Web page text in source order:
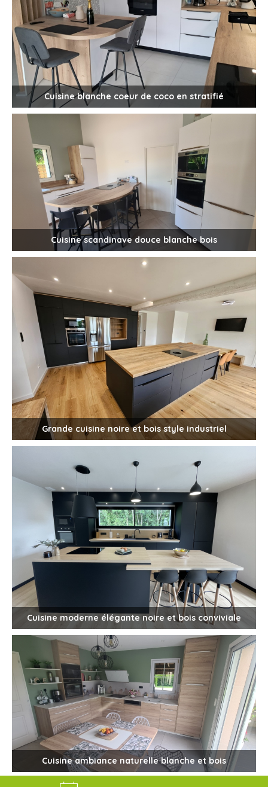
Cuisine blanche coeur de coco en stratifié
Cuisine scandinave douce blanche bois
Grande cuisine noire et bois style industriel
Cuisine moderne élégante noire et bois conviviale
Cuisine ambiance naturelle blanche et bois